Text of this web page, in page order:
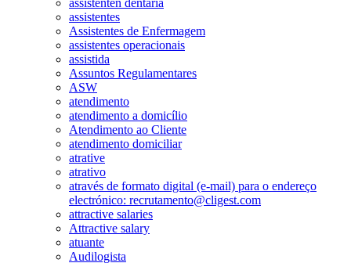
assistentes
Assistentes de Enfermagem
assistentes operacionais
assistida
Assuntos Regulamentares
ASW
atendimento
atendimento a domicílio
Atendimento ao Cliente
atendimento domiciliar
atrative
atrativo
através de formato digital (e-mail) para o endereço
electrónico: recrutamento@cligest.com
attractive salaries
Attractive salary
atuante
Audilogista